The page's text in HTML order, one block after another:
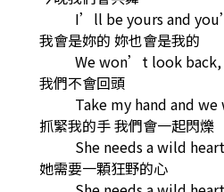
I’ll be yours and
我會是妳的 妳也會是我的
We won’t look back,
我們不會回頭
Take my hand and
抓緊我的手 我們會一起閃爍
She needs a wild heart
她需要一顆狂野的心